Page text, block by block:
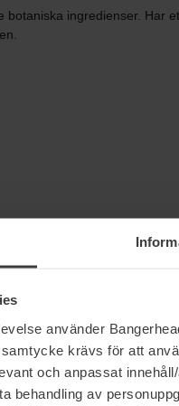
använder
krävs för att
och anpassat
behandling av
ingredienser. Har